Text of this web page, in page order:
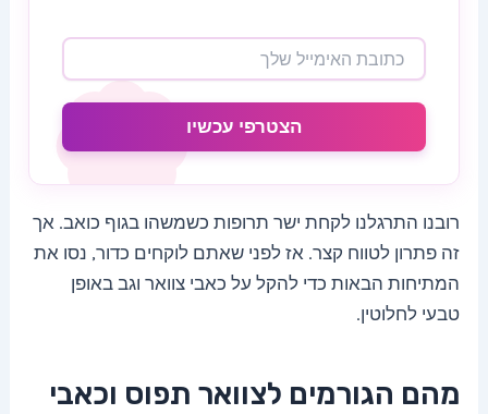
הצטרפי עכשיו
רובנו התרגלנו לקחת ישר תרופות כשמשהו בגוף כואב. אך
זה פתרון לטווח קצר. אז לפני שאתם לוקחים כדור, נסו את
המתיחות הבאות כדי להקל על כאבי צוואר וגב באופן
טבעי לחלוטין.
מהם הגורמים לצוואר תפוס וכאבי